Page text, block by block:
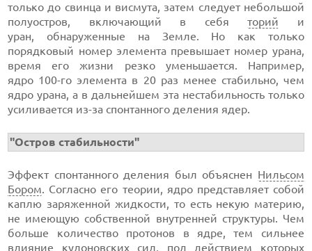
только до свинца и висмута, затем следует небольшой
полуостров, включающий в себяторий и
уран, обнаруженные на Земле. Но как только
порядковый номер элемента превышает номер урана,
время его жизни резко уменьшается. Например,
ядро 100-го элемента в 20 раз менее стабильно, чем
ядро урана, а в дальнейшем эта нестабильность только
усиливается из-за спонтанного деления ядер.
"Остров стабильности"
Эффект спонтанного деления был объяснен Нильсом
Бором. Согласно его теории, ядро представляет собой
каплю заряженной жидкости, то есть некую материю,
не имеющую собственной внутренней структуры. Чем
больше количество протонов в ядре, тем сильнее
влияние кулоновских сил, под действием которых